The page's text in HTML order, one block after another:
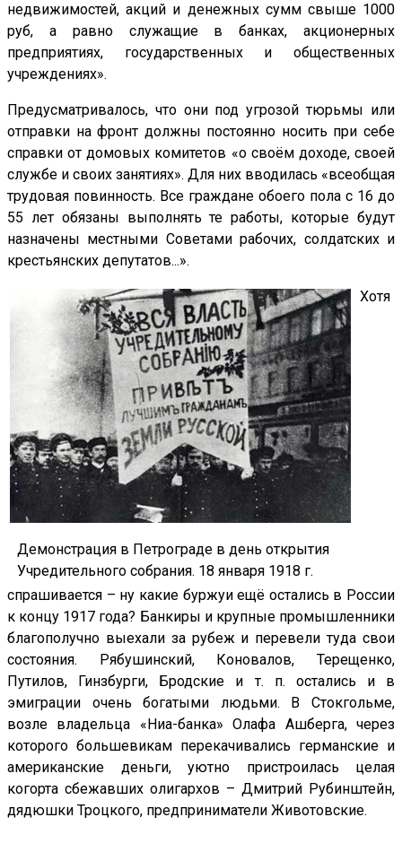
недвижимостей, акций и денежных сумм свыше 1000
руб, а равно служащие в банках, акционерных
предприятиях, государственных и общественных
учреждениях».
Предусматривалось, что они под угрозой тюрьмы или
отправки на фронт должны постоянно носить при себе
справки от домовых комитетов «о своём доходе, своей
службе и своих занятиях». Для них вводилась «всеобщая
трудовая повинность. Все граждане обоего пола с 16 до
55 лет обязаны выполнять те работы, которые будут
назначены местными Советами рабочих, солдатских и
крестьянских депутатов...».
Демонстрация в Петрограде в день открытия
Учредительного собрания. 18 января 1918 г.
Хотя
спрашивается – ну какие буржуи ещё остались в России
к концу 1917 года? Банкиры и крупные промышленники
благополучно выехали за рубеж и перевели туда свои
состояния. Рябушинский, Коновалов, Терещенко,
Путилов, Гинзбурги, Бродские и т. п. остались и в
эмиграции очень богатыми людьми. В Стокгольме,
возле владельца «Ниа-банка» Олафа Ашберга, через
которого большевикам перекачивались германские и
американские деньги, уютно пристроилась целая
когорта сбежавших олигархов – Дмитрий Рубинштейн,
дядюшки Троцкого, предприниматели Животовские.